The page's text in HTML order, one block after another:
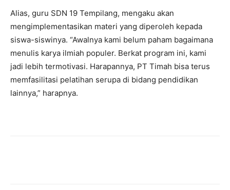
Alias, guru SDN 19 Tempilang, mengaku akan
mengimplementasikan materi yang diperoleh kepada
siswa-siswinya. “Awalnya kami belum paham bagaimana
menulis karya ilmiah populer. Berkat program ini, kami
jadi lebih termotivasi. Harapannya, PT Timah bisa terus
memfasilitasi pelatihan serupa di bidang pendidikan
lainnya,” harapnya.